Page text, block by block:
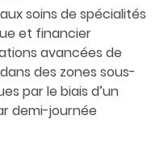
soins de spécialités
et financier
avancées de
des zones sous-
par le biais d’un
demi-journée